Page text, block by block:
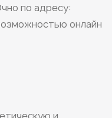
по адресу:
онлайн